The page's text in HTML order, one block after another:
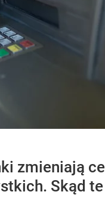
zmieniają
Skąd